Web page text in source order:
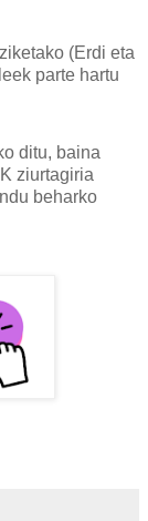
(Erdi eta
parte hartu
ditu, baina
ziurtagiria
beharko